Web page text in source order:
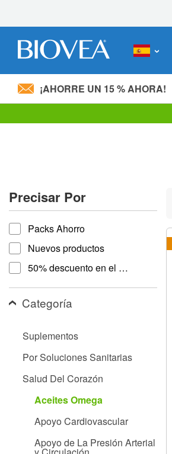
Nota:
accesibilidad.
Presione
Control-
F11
para
ajustar
visual
están
Presione
¡AHORRE UN 15 % AHORA!
Precisar Por
Precisar por
Packs Ahorro
Nuevos productos
50% descuento en el 2 do producto
Categoría
Suplementos
Por Soluciones Sanitarias
Salud Del Corazón
Aceites Omega
Apoyo Cardiovascular
Apoyo de La Presión Arterial